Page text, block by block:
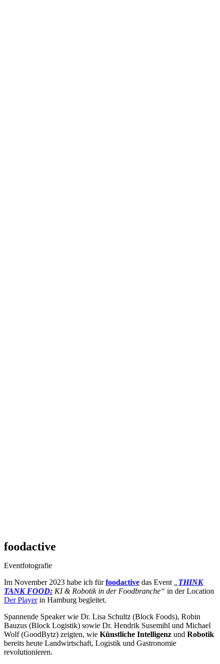
foodactive
Eventfotografie
Im November 2023 habe ich fürfoodactive das Event
THINK
TANK FOOD: KI & Robotik in der Foodbranche“ in der Location
Der Playerin Hamburg begleitet.
Spannende Speaker wie Dr. Lisa Schultz (Block Foods), Robin
Bauzus (Block Logistik) sowie Dr. Hendrik Susemihl und Michael
Wolf (GoodBytz) zeigten, wie Künstliche Intelligenz und Robotik
bereits heute Landwirtschaft, Logistik und Gastronomie
revolutionieren.